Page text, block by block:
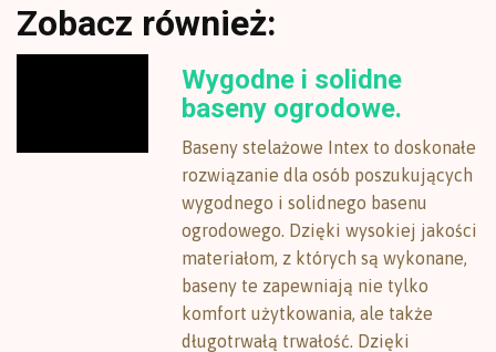
Zobacz również:
Wygodne i solidne
baseny ogrodowe.
Baseny stelażowe Intex to doskonałe
rozwiązanie dla osób poszukujących
wygodnego i solidnego basenu
ogrodowego. Dzięki wysokiej jakości
materiałom, z których są wykonane,
baseny te zapewniają nie tylko
komfort użytkowania, ale także
długotrwałą trwałość. Dzięki